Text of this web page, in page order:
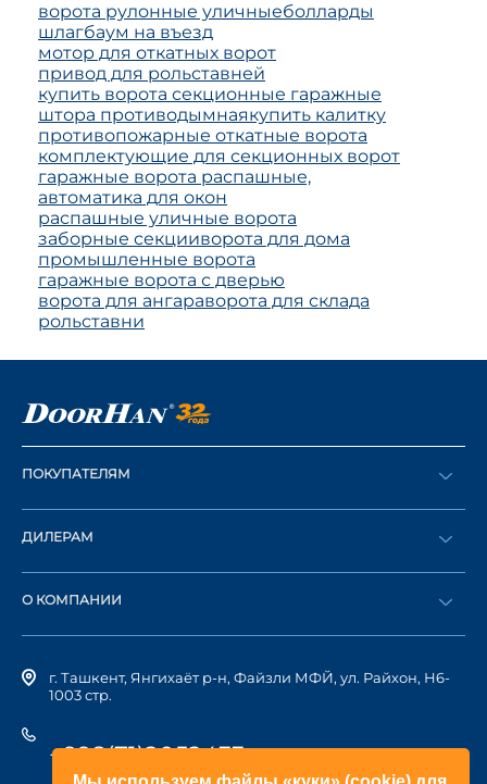
ворота рулонные уличныеболларды
шлагбаум на въезд
мотор для откатных ворот
привод для рольставней
купить ворота секционные гаражные
штора противодымнаякупить калитку
противопожарные откатные ворота
комплектующие для секционных ворот
гаражные ворота распашные,
автоматика для окон
распашные уличные ворота
заборные секцииворота для дома
промышленные ворота
гаражные ворота с дверью
ворота для ангараворота для склада
рольставни
ПОКУПАТЕЛЯМ
Оформить заказ
Каталог
ДИЛЕРАМ
Стать дилером
О КОМПАНИИ
История компании
г. Ташкент, Янгихаёт р-н, Файзли МФЙ, ул. Райхон, Н6-
1003 стр.
+998(71)2052433